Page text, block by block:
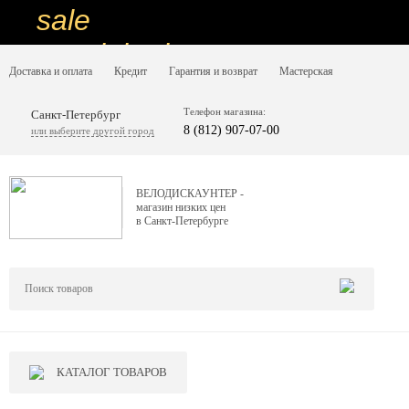
sale
special price
ну очень
вот дешево
sale
sale
Доставка и оплата Кредит Гарантия и возврат Мастерская
Санкт-Петербург
или выберите другой город
Телефон магазина:
8 (812) 907-07-00
ВЕЛОДИСКАУНТЕР -
магазин низких цен
в Санкт-Петербурге
КАТАЛОГ ТОВАРОВ